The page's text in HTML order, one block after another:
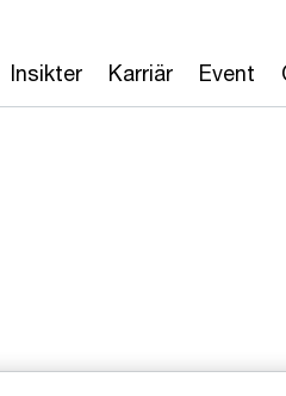
Insikter Karriär Event